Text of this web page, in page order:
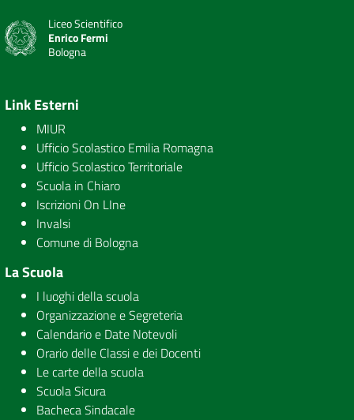
Liceo Scientifico
Enrico Fermi
Bologna
Link Esterni
MIUR
Ufficio Scolastico Emilia Romagna
Ufficio Scolastico Territoriale
Scuola in Chiaro
Iscrizioni On LIne
Invalsi
Comune di Bologna
La Scuola
I luoghi della scuola
Organizzazione e Segreteria
Calendario e Date Notevoli
Orario delle Classi e dei Docenti
Le carte della scuola
Scuola Sicura
Bacheca Sindacale